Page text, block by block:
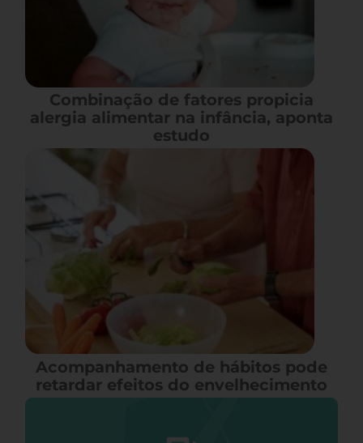
Combinação de fatores propicia
alergia alimentar na infância, aponta
estudo
Acompanhamento de hábitos pode
retardar efeitos do envelhecimento